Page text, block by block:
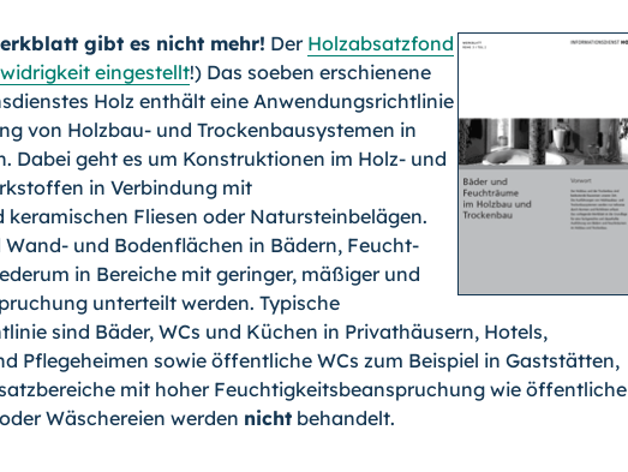
gibt es nicht mehr! Der Holzabsatzfond
eingestellt!) Das soeben erschienene
Holz enthält eine Anwendungsrichtlinie
von Holzbau- und Trockenbausystemen in
Dabei geht es um Konstruktionen im Holz- und
in Verbindung mit
Fliesen oder Natursteinbelägen.
und Bodenflächen in Bädern, Feucht-
in Bereiche mit geringer, mäßiger und
unterteilt werden. Typische
sind Bäder, WCs und Küchen in Privathäusern, Hotels,
Pflegeheimen sowie öffentliche WCs zum Beispiel in Gaststätten,
mit hoher Feuchtigkeitsbeanspruchung wie öffentliche
Wäschereien werden nicht behandelt.